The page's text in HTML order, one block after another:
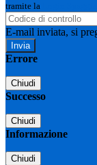
tramite la
E-mail inviata, si
Errore
Chiudi
Successo
Chiudi
Informazione
Chiudi